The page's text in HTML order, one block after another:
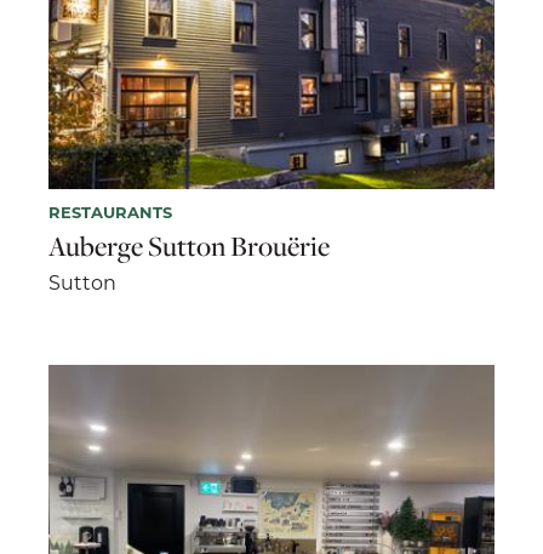
RESTAURANTS
Auberge Sutton Brouërie
Sutton